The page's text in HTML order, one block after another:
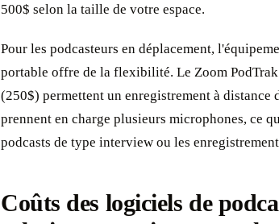
500$ selon la taille de votre espace.
Pour les podcasteurs en déplacement,
portable offre de la flexibilité. Le Zoom
(250$) permettent un enregistrement à distance
prennent en charge plusieurs microphones, ce
podcasts de type interview ou les
Coûts des logiciels de